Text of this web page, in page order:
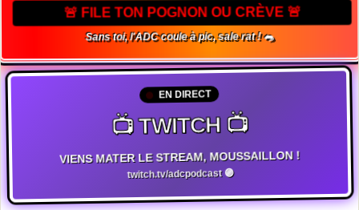
🚨 FILE TON POGNON OU CRÈVE 🚨
Sans toi, l'ADC coule à pic, sale rat ! 🐀
EN DIRECT
📺 TWITCH 📺
VIENS MATER LE STREAM, MOUSSAILLON !
twitch.tv/adcpodcast 🟣